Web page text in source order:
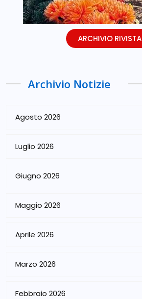
ARCHIVIO RIVISTA
Archivio Notizie
Agosto 2026
Luglio 2026
Giugno 2026
Maggio 2026
Aprile 2026
Marzo 2026
Febbraio 2026